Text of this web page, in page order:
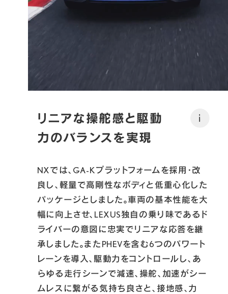
リニアな操舵感と駆動
力のバランスを実現
i
NXでは、GA-Kプラットフォームを採用・改
良し、軽量で高剛性なボディと低重心化した
パッケージとしました。車両の基本性能を大
幅に向上させ、LEXUS独自の乗り味であるド
ライバーの意図に忠実でリニアな応答を継
承しました。またPHEVを含む6つのパワート
レーンを導入、駆動力をコントロールし、あ
らゆる走行シーンで減速、操舵、加速がシー
ムレスに繋がる気持ち良さと、接地感、力